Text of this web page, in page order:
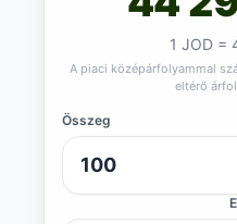
1 JOD =
A piaci középárfolyammal
eltérő
Összeg